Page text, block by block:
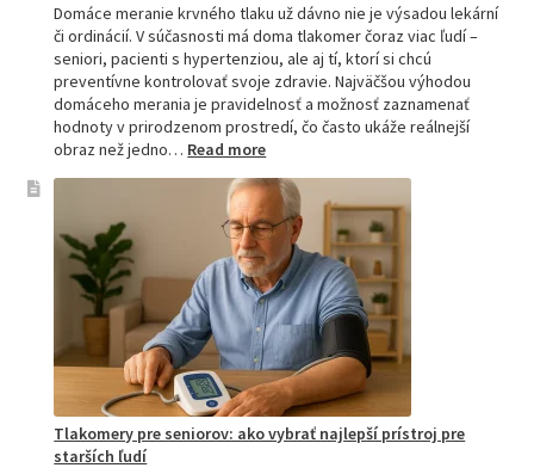
Domáce meranie krvného tlaku už dávno nie je výsadou lekární
či ordinácií. V súčasnosti má doma tlakomer čoraz viac ľudí –
seniori, pacienti s hypertenziou, ale aj tí, ktorí si chcú
preventívne kontrolovať svoje zdravie. Najväčšou výhodou
domáceho merania je pravidelnosť a možnosť zaznamenať
hodnoty v prirodzenom prostredí, čo často ukáže reálnejší
obraz než jedno… Read more:
tlakomer
porovnanie:
M2,
M3,
M6
a
M7
Tlakomery pre seniorov: ako vybrať najlepší prístroj pre
starších ľudí